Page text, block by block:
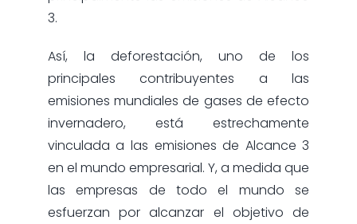
3.
Así, la deforestación, uno de los
principales contribuyentes a las
emisiones mundiales de gases de efecto
invernadero, está estrechamente
vinculada a las emisiones de Alcance 3
en el mundo empresarial. Y, a medida que
las empresas de todo el mundo se
esfuerzan por alcanzar el objetivo de